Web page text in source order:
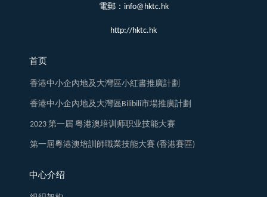
電郵：info@hktc.hk
http://hktc.hk
首页
香港中小企內地及大灣區小紅書推廣計劃
香港中小企內地及大灣區Bilibili市場推廣計劃
2023 第一届 粤港澳培训师职业技能大赛
第一屆粵港澳培訓師職業技能大賽 (香港賽區)
中心介绍